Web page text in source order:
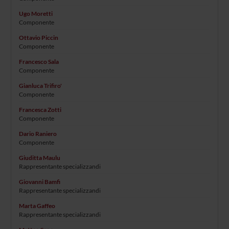
Ugo Moretti
Componente
Ottavio Piccin
Componente
Francesco Sala
Componente
Gianluca Trifiro'
Componente
Francesca Zotti
Componente
Dario Raniero
Componente
Giuditta Maulu
Rappresentante specializzandi
Giovanni Bamfi
Rappresentante specializzandi
Marta Gaffeo
Rappresentante specializzandi